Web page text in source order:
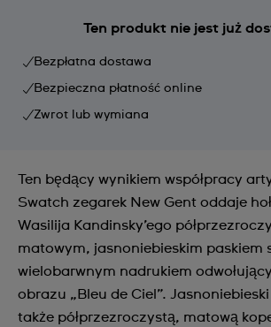
Ten produkt nie jest już
Bezpłatna dostawa
Bezpieczna płatność online
Zwrot lub wymiana
Ten będący wynikiem współpracy
Swatch zegarek New Gent oddaje
Wasilija Kandinsky’ego
matowym, jasnoniebieskim paskiem
wielobarwnym nadrukiem
obrazu „Bleu de Ciel”.
także półprzezroczystą, matową